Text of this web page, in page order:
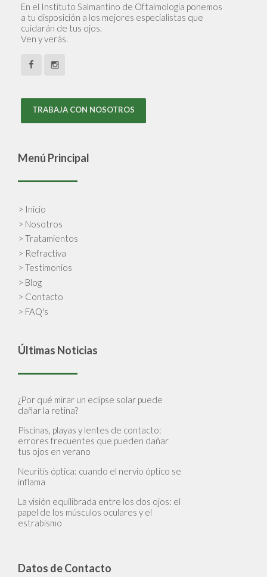
En el Instituto Salmantino de Oftalmología ponemos
a tu disposición a los mejores especialistas que
cuidarán de tus ojos.
Ven y verás.
TRABAJA CON NOSOTROS
Menú Principal
> Inicio
> Nosotros
> Tratamientos
> Refractiva
> Testimonios
> Blog
> Contacto
> FAQ's
Últimas Noticias
¿Por qué mirar un eclipse solar puede
dañar la retina?
Piscinas, playas y lentes de contacto:
errores frecuentes que pueden dañar
tus ojos en verano
Neuritis óptica: cuando el nervio óptico se
inflama
La visión equilibrada entre los dos ojos: el
papel de los músculos oculares y el
estrabismo
Datos de Contacto